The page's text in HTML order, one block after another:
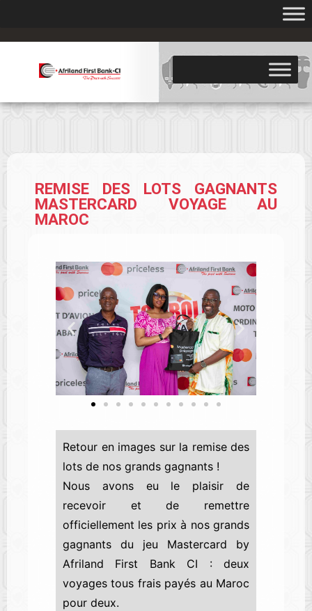
REMISE DES LOTS GAGNANTS
MASTERCARD VOYAGE AU
MAROC
Retour en images sur la remise des
lots de nos grands gagnants !
Nous avons eu le plaisir de
recevoir et de remettre
officiellement les prix à nos grands
gagnants du jeu Mastercard by
Afriland First Bank CI : deux
voyages tous frais payés au Maroc
pour deux.